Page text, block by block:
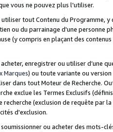
vous ne pouvez plus l'utiliser.
utiliser tout Contenu du Programme,
ou du parrainage d'une personne
(y compris en plaçant des
acheter, enregistrer ou utiliser d’une
Marques) ou toute variante ou
dans tout Moteur de Recherche.
exclue les Termes Exclusifs
recherche (exclusion de requête
d'exclusion.
ou acheter des mots-